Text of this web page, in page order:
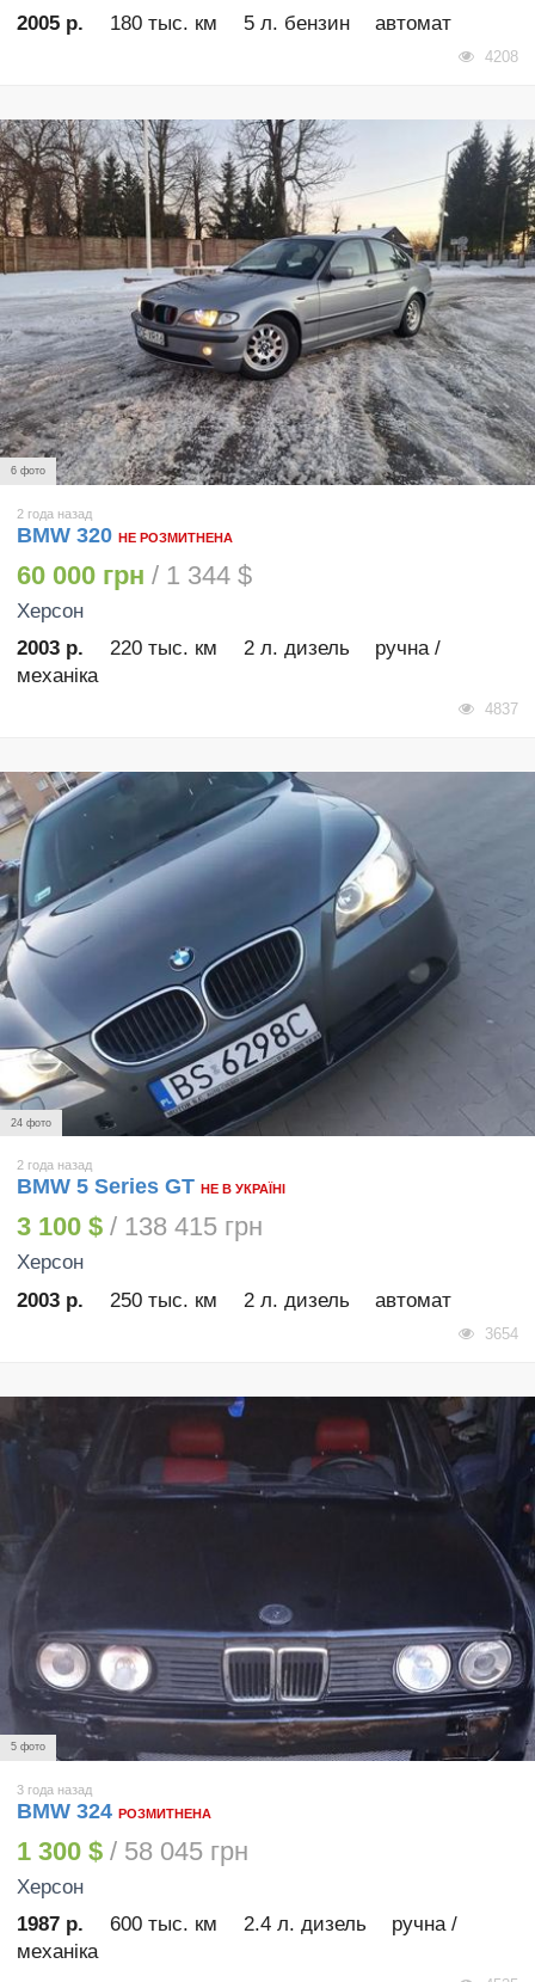
2005 р.
180 тыс. км 5 л. бензин автомат
4208
6 фото
2 года назад
BMW 320 НЕ РОЗМИТНЕНА
60 000 грн / 1 344 $
Херсон
2003 р.
220 тыс. км 2 л. дизель
ручна /
механіка
4837
24 фото
2 года назад
BMW 5 Series GT НЕ В УКРАЇНІ
3 100 $ / 138 415 грн
Херсон
2003 р.
250 тыс. км 2 л. дизель автомат
3654
5 фото
3 года назад
BMW 324 РОЗМИТНЕНА
1 300 $ / 58 045 грн
Херсон
1987 р.
600 тыс. км 2.4 л. дизель
ручна /
механіка